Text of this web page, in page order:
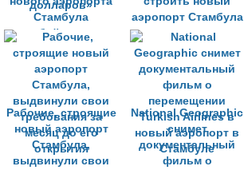
Стамбула
обойдутся
налогоплательщикам
в 5,4 млрд
долларов»
аэропорт Стамбула
под надзором
жандармерии
Рабочие, строящие
новый аэропорт
Стамбула,
выдвинули свои
National Geographic
снимет
документальный
фильм о